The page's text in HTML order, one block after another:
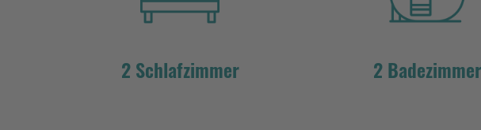
2 Schlafzimmer 2 Badezimmer